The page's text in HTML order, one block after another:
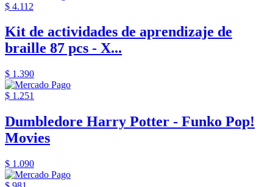
$ 4.112
Kit de actividades de aprendizaje de
braille 87 pcs - X...
$ 1.390
$ 1.251
Dumbledore Harry Potter - Funko Pop!
Movies
$ 1.090